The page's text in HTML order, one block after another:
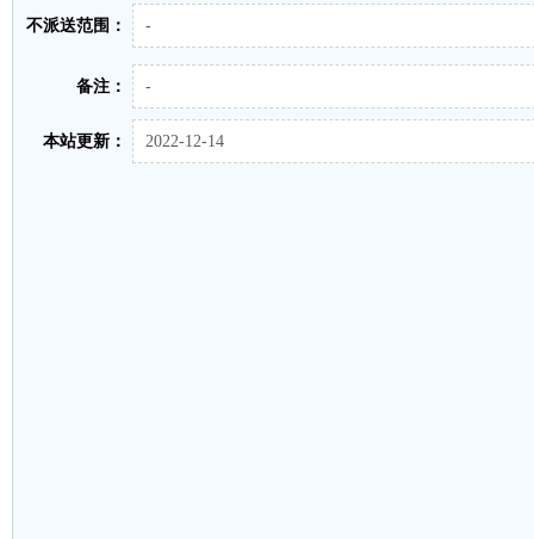
不派送范围： -
备注： -
本站更新： 2022-12-14